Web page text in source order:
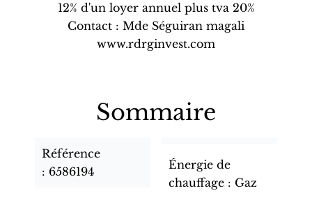
12% d'un loyer annuel plus tva 20%
Contact : Mde Séguiran magali
www.rdrginvest.com
Sommaire
Référence
6586194
Énergie de
chauffage
Gaz